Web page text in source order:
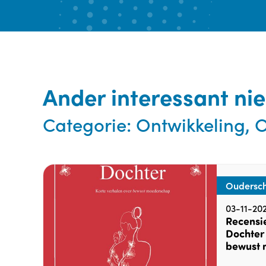
Ander interessant
Categorie: Ontwikkeling,
03-11-
bewust